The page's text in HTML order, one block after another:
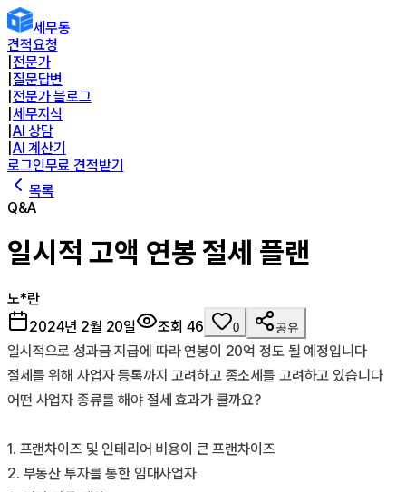
세무통
견적요청
전문가
질문답변
전문가 블로그
세무지식
AI 상담
AI 계산기
로그인무료 견적받기
목록
Q&A
일시적 고액 연봉 절세 플랜
노*란
2024년 2월 20일
조회 46 0 공유
일시적으로 성과금 지급에 따라 연봉이 20억 정도 될 예정입니다
절세를 위해 사업자 등록까지 고려하고 종소세를 고려하고 있습니다
어떤 사업자 종류를 해야 절세 효과가 클까요?
1. 프랜차이즈 및 인테리어 비용이 큰 프랜차이즈
2. 부동산 투자를 통한 임대사업자